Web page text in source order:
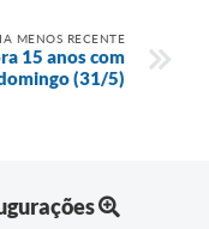
MENOS RECENTE
15 anos com
(31/5)